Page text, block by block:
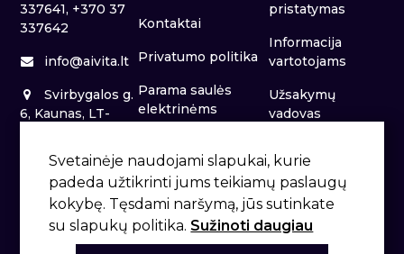
337641, +370 37
337642
info@aivita.lt
Svirbygalos g.
6, Kaunas, LT-
Kontaktai
Privatumo politika
Parama saulės
elektrinėms
pristatymas
Informacija
vartotojams
Užsakymų
vadovas
Svetainėje naudojami slapukai, kurie
padeda užtikrinti jums teikiamų paslaugų
kokybę. Tęsdami naršymą, jūs sutinkate
su slapukų politika. Sužinoti daugiau